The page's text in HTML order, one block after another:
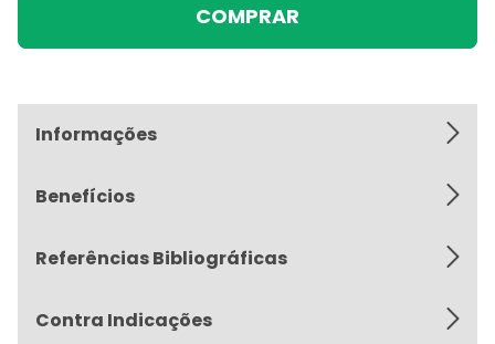
COMPRAR
Informações
Benefícios
Referências Bibliográficas
Contra Indicações